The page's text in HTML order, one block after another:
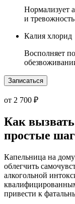
Нормализует
и тревожность
Калия хлорид
Восполняет
Записаться
от 2 700 ₽
Как
простые
Капельница на
облегчить
алкогольной
привести к